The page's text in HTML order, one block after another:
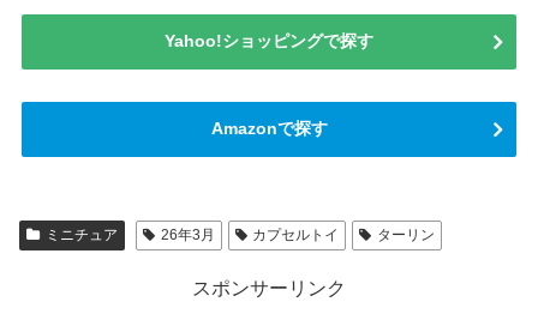
Yahoo!ショッピングで探す
Amazonで探す
ミニチュア 26年3月 カプセルトイ ターリン
スポンサーリンク